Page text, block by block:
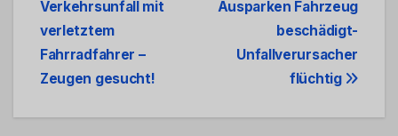
Navigation
Ausparken Fahrzeug
beschädigt-
Unfallverursacher
flüchtig
Verkehrsunfall mit
verletztem
Fahrradfahrer –
Zeugen gesucht!